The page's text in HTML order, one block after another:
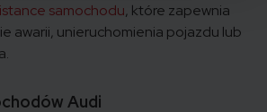
samochodu, które zapewnia
awarii, unieruchomienia pojazdu lub
Audi